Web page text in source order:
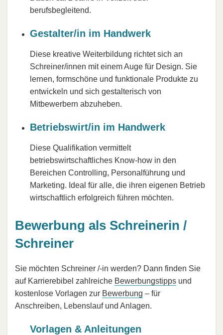
berufsbegleitend.
Gestalter/in im Handwerk
Diese kreative Weiterbildung richtet sich an
Schreiner/innen mit einem Auge für Design. Sie
lernen, formschöne und funktionale Produkte zu
entwickeln und sich gestalterisch von
Mitbewerbern abzuheben.
Betriebswirt/in im Handwerk
Diese Qualifikation vermittelt
betriebswirtschaftliches Know-how in den
Bereichen Controlling, Personalführung und
Marketing. Ideal für alle, die ihren eigenen Betrieb
wirtschaftlich erfolgreich führen möchten.
Bewerbung als Schreinerin /
Schreiner
Sie möchten Schreiner /-in werden? Dann finden Sie
auf Karrierebibel zahlreiche Bewerbungstipps und
kostenlose Vorlagen zur Bewerbung – für
Anschreiben, Lebenslauf und Anlagen.
Vorlagen & Anleitungen